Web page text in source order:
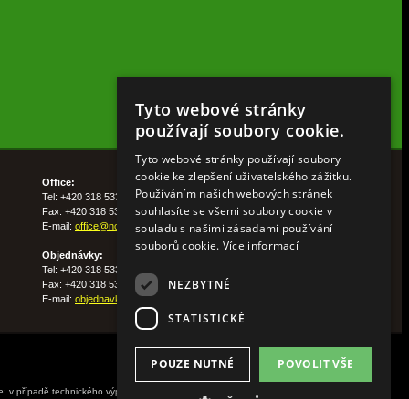
Office:
Tel: +420 318 533 511
Fax: +420 318 533 513
E-mail: office@nohelgarden.cz
Objednávky:
Tel: +420 318 533 533
Fax: +420 318 533 538
E-mail: objednavky@nohelgarden.cz
případě technického výpadku pak nejpozději do
Tyto webové stránky
používají soubory cookie.
Tyto webové stránky používají soubory
cookie ke zlepšení uživatelského zážitku.
Používáním našich webových stránek
souhlasíte se všemi soubory cookie v
souladu s našimi zásadami používání
souborů cookie. Více informací
NEZBYTNÉ
STATISTICKÉ
POVOLIT VŠE
POUZE NUTNÉ